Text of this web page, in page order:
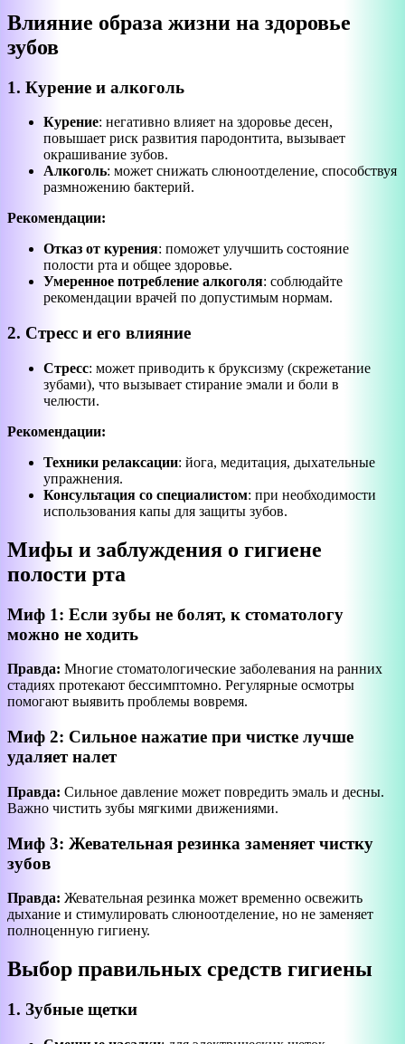
Влияние образа жизни на здоровье
зубов
1. Курение и алкоголь
Курение: негативно влияет на здоровье десен,
повышает риск развития пародонтита, вызывает
окрашивание зубов.
Алкоголь: может снижать слюноотделение, способствуя
размножению бактерий.
Рекомендации:
Отказ от курения: поможет улучшить состояние
полости рта и общее здоровье.
Умеренное потребление алкоголя: соблюдайте
рекомендации врачей по допустимым нормам.
2. Стресс и его влияние
Стресс: может приводить к бруксизму (скрежетание
зубами), что вызывает стирание эмали и боли в
челюсти.
Рекомендации:
Техники релаксации: йога, медитация, дыхательные
упражнения.
Консультация со специалистом: при необходимости
использования капы для защиты зубов.
Мифы и заблуждения о гигиене
полости рта
Миф 1: Если зубы не болят, к стоматологу
можно не ходить
Правда: Многие стоматологические заболевания на ранних
стадиях протекают бессимптомно. Регулярные осмотры
помогают выявить проблемы вовремя.
Миф 2: Сильное нажатие при чистке лучше
удаляет налет
Правда: Сильное давление может повредить эмаль и десны.
Важно чистить зубы мягкими движениями.
Миф 3: Жевательная резинка заменяет чистку
зубов
Правда: Жевательная резинка может временно освежить
дыхание и стимулировать слюноотделение, но не заменяет
полноценную гигиену.
Выбор правильных средств гигиены
1. Зубные щетки